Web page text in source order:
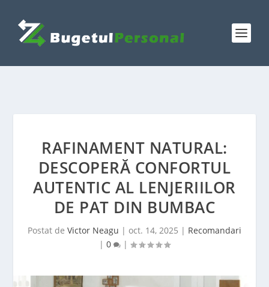
RAFINAMENT NATURAL:
DESCOPERĂ CONFORTUL
AUTENTIC AL LENJERIILOR
DE PAT DIN BUMBAC
Postat de Victor Neagu | oct. 14, 2025 | Recomandari
| 0 |